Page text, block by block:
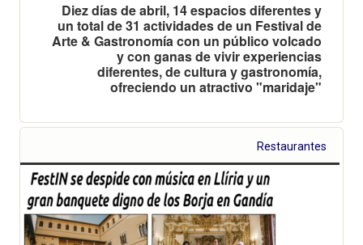
Diez días de abril, 14 espacios diferentes y
un total de 31 actividades de un Festival de
Arte & Gastronomía con un público volcado
y con ganas de vivir experiencias
diferentes, de cultura y gastronomía,
ofreciendo un atractivo "maridaje"
Restaurantes